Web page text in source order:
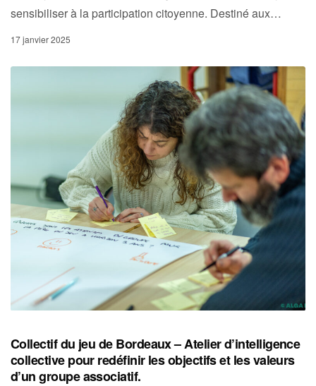
sensibiliser à la participation citoyenne. Destiné aux…
17 janvier 2025
Collectif du jeu de Bordeaux – Atelier d’intelligence
collective pour redéfinir les objectifs et les valeurs
d’un groupe associatif.